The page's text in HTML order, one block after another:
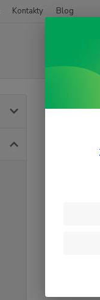
Kontakty Blog